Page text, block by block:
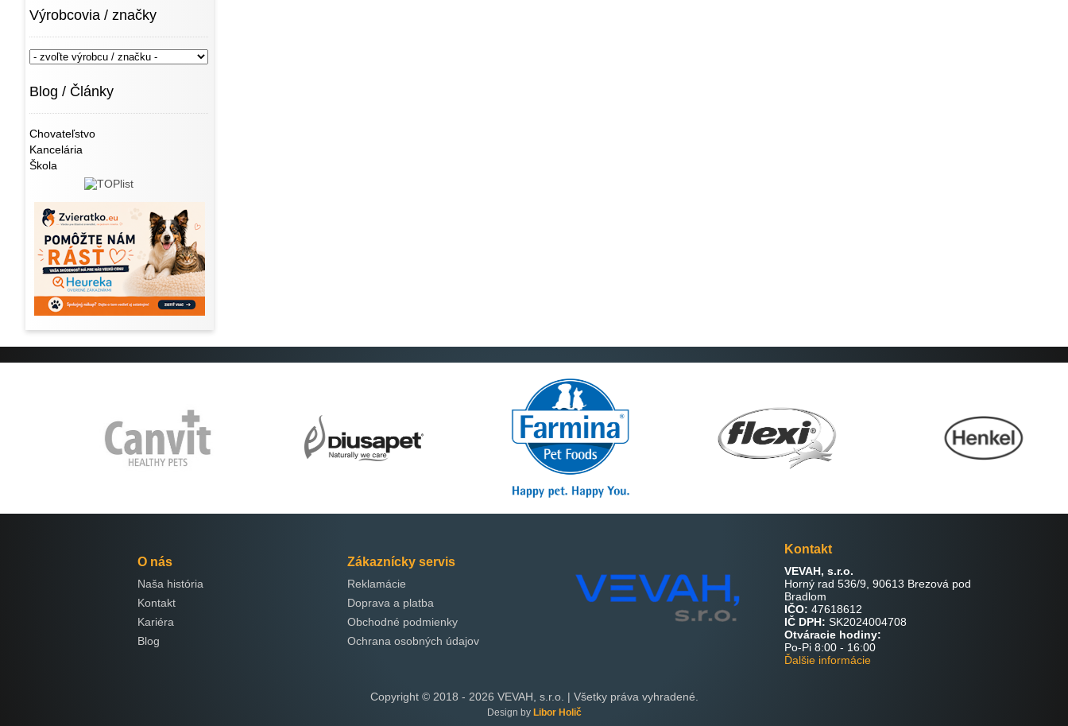
Výrobcovia / značky
Blog / Články
Chovateľstvo
Kancelária
Škola
O nás
Naša história
Kontakt
Kariéra
Blog
Zákaznícky servis
Reklamácie
Doprava a platba
Obchodné podmienky
Ochrana osobných údajov
Kontakt
VEVAH, s.r.o.
Horný rad 536/9, 90613 Brezová pod
Bradlom
IČO: 47618612
IČ DPH: SK2024004708
Otváracie hodiny:
Po-Pi 8:00 - 16:00
Ďalšie informácie
Copyright © 2018 - 2026 VEVAH, s.r.o. | Všetky práva vyhradené.
Design by Libor Holič